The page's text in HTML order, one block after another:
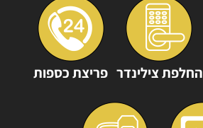
החלפת צילינדר פריצת כספות